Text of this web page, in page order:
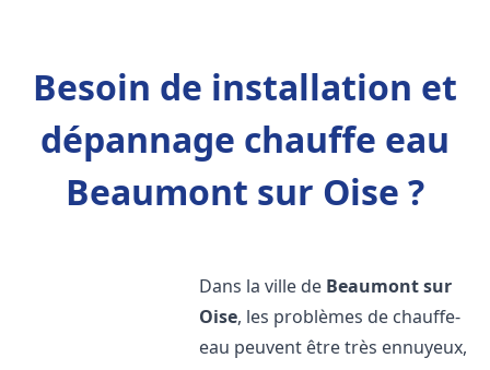
Besoin de installation et
dépannage chauffe eau
Beaumont sur Oise ?
Dans la ville de Beaumont sur
Oise, les problèmes de chauffe-
eau peuvent être très ennuyeux,